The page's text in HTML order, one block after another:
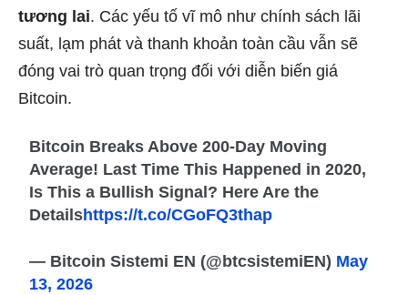
tương lai. Các yếu tố vĩ mô như chính sách lãi
suất, lạm phát và thanh khoản toàn cầu vẫn sẽ
đóng vai trò quan trọng đối với diễn biến giá
Bitcoin.
Bitcoin Breaks Above 200-Day Moving
Average! Last Time This Happened in 2020,
Is This a Bullish Signal? Here Are the
Detailshttps://t.co/CGoFQ3thap
— Bitcoin Sistemi EN (@btcsistemiEN) May
13, 2026